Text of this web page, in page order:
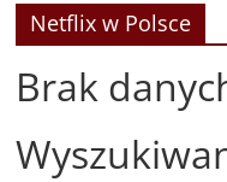
Netflix w Polsce
Brak